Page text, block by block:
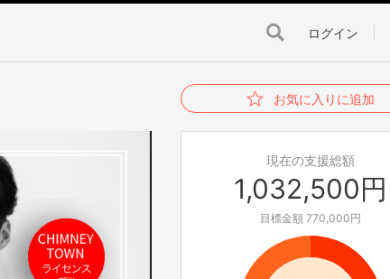
ログイン
お気に入りに追加
現在の支援総額
1,032,500円
目標金額 770,000円